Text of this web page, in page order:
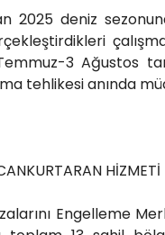
2025 deniz
3 Ağustos
tehlikesi anında
HİZMETİ
Engelleme